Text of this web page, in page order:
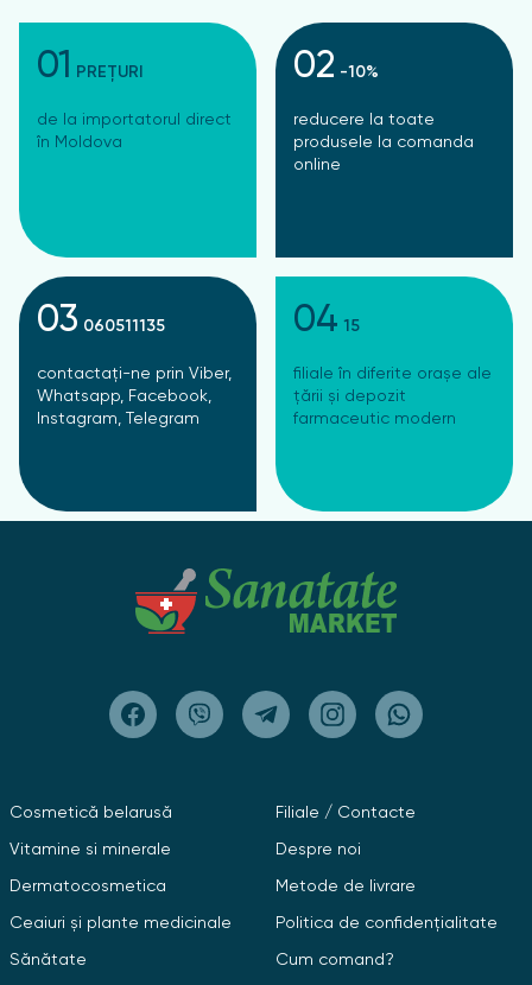
01 PREȚURI
de la importatorul direct
în Moldova
02 -10%
reducere la toate
produsele la comanda
online
03 060511135
contactați-ne prin Viber,
Whatsapp, Facebook,
Instagram, Telegram
04 15
filiale în diferite orașe ale
țării și depozit
farmaceutic modern
Cosmetică belarusă
Vitamine si minerale
Dermatocosmetica
Ceaiuri și plante medicinale
Sănătate
Filiale / Contacte
Despre noi
Metode de livrare
Politica de confidențialitate
Cum comand?